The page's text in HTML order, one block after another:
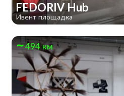
FEDORIV Hub
Ивент площадка
494 км